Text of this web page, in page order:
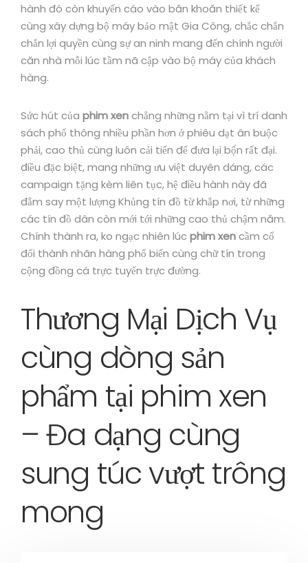
hành đó còn khuyến cáo vào băn khoăn thiết kế
cùng xây dựng bộ máy bảo mật Gia Công, chắc chắn
chắn lợi quyền cùng sự an ninh mang đến chính người
căn nhà mỗi lúc tầm nã cập vào bộ máy của khách
hàng.
Sức hút của phim xenchẳng những nằm tại vì trí danh
sách phổ thông nhiều phần hơn ở phiêu dạt ân buộc
phải, cao thủ cùng luôn cải tiến để đưa lại bộ́n rất đại.
điều đặc biệt, mang những ưu việt duyên dáng, các
campaign tặng kèm liên tục, hệ điều hành này đã
đắm say một lượng Khủng tín đồ từ khắp nơi, từ những
các tín đồ dân còn mới tới những cao thủ chậm năm.
Chính thành ra, ko ngạc nhiên lúcphim xencầm cố
đổi thành nhãn hàng phổ biến cùng chữ tín trong
cộng đồng cá trực tuyến trực đường.
Thương Mại Dịch Vụ
cùng dòng sản
phẩm tại phim xen
– Đa dạng cùng
sung túc vượt trông
mong